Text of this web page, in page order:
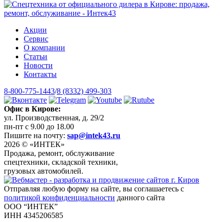
Акции
Сервис
О компании
Статьи
Новости
Контакты
8-800-775-1443/8 (8332) 499-303
Офис в Кирове:
ул. Производственная, д. 29/2
пн-пт с 9.00 до 18.00
Пишите на почту: sap@intek43.ru
2026 © «ИНТЕК»
Продажа, ремонт, обслуживание
спецтехники, складской техники,
грузовых автомобилей.
Отправляя любую форму на сайте, вы соглашаетесь с
политикой конфиденциальности данного сайта
ООО “ИНТЕК”
ИНН 4345206585